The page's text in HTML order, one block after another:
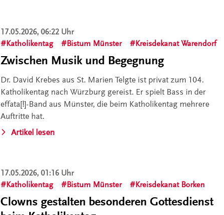
17.05.2026, 06:22 Uhr
Katholikentag
Bistum Münster Kreisdekanat Warendorf
Zwischen Musik und Begegnung
Dr. David Krebes aus St. Marien Telgte ist privat zum 104.
Katholikentag nach Würzburg gereist. Er spielt Bass in der
effata[!]-Band aus Münster, die beim Katholikentag mehrere
Auftritte hat.
Artikel lesen
17.05.2026, 01:16 Uhr
Katholikentag
Bistum Münster Kreisdekanat Borken
Clowns gestalten besonderen Gottesdienst